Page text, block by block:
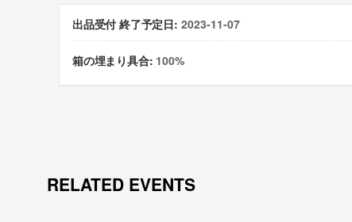
出品受付 終了予定日: 2023-11-07
箱の埋まり具合: 100%
RELATED EVENTS